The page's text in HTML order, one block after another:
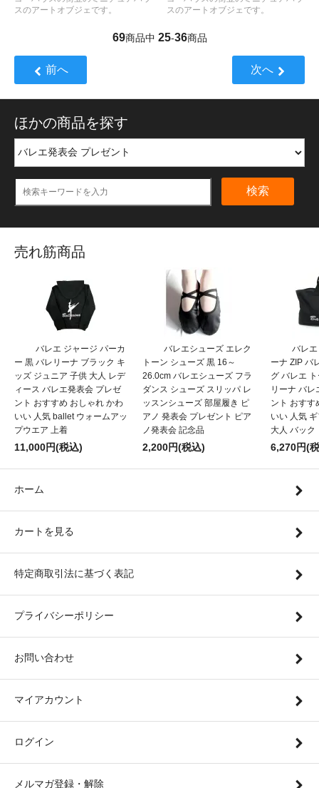
スのアートオブジェです。
スのアートオブジェです。
69商品中 25-36商品
前へ 次へ
ほかの商品を探す
検索
売れ筋商品
バレエ ジャージ パーカ
ー 黒 バレリーナ ブラック キ
ッズ ジュニア 子供 大人 レデ
ィース バレエ発表会 プレゼ
ント おすすめ おしゃれ かわ
いい 人気 ballet ウォームアッ
プウエア 上着
11,000円(税込)
バレエシューズ エレク
トーン シューズ 黒 16～
26.0cm バレエシューズ フラ
ダンス シューズ スリッパ レ
ッスンシューズ 部屋履き ピ
アノ 発表会 プレゼント ピア
ノ発表会 記念品
2,200円(税込)
バレ
ーナ ZIP バ
グ バレエ
リーナ バレ
ント おすす
いい 人気
大人 バック
6,270円(
ホーム
カートを見る
特定商取引法に基づく表記
プライバシーポリシー
お問い合わせ
マイアカウント
ログイン
メルマガ登録・解除